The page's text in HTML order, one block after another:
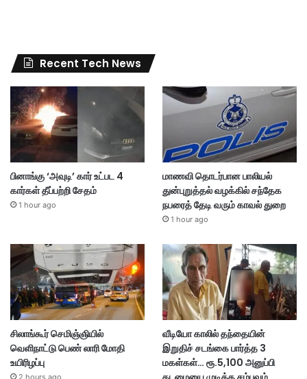
Recent Tech News
பினாங்கு ‘அவுடி’ கார் உட்பட 4
கார்கள் தீப்பற்றி சேதம்
1 hour ago
மாணவி தொடர்பான பாலியல்
துன்புறுத்தல் வழக்கில் சந்தேக
நபரைத் தேடி வரும் காவல் துறை
1 hour ago
சிலாங்கூர் செமிஞ்ஞியில்
வெளிநாட்டு பெண் லாரி மோதி
உயிரிழப்பு
2 hours ago
வீடியோ காலில் தந்தையின்
இறுதிச் சடங்கை பார்த்த 3
மகள்கள்… ரூ.5,100 அனுப்பி